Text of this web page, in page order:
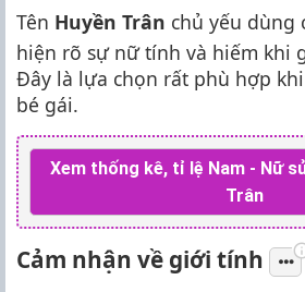
Tên Huyền Trân chủ yếu dùng
hiện rõ sự nữ tính và hiếm khi
Đây là lựa chọn rất phù hợp
bé gái.
Xem thống kê, tỉ lệ Nam - Nữ
Trân
Cảm nhận về giới tính